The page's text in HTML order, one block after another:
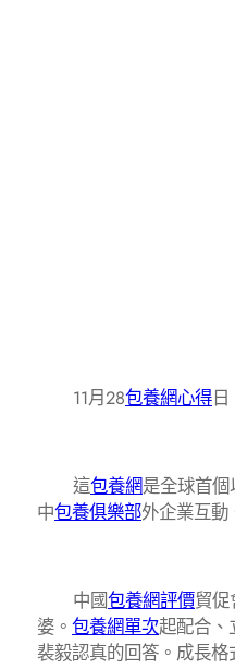
11月28包養網心得日
這包養網是全球首個
中包養俱樂部外企業互動
中國包養網評價貿促
婆。 包養網單次起配合、
裴毅認真的回答。成長